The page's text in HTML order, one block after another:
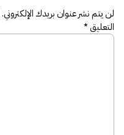
لن يتم نشر عنوان بريدك الإلكتروني.
التعليق*